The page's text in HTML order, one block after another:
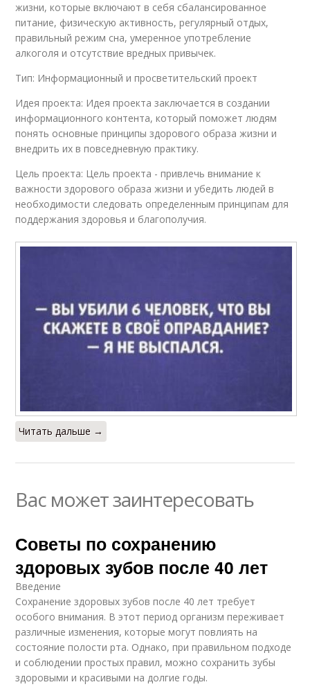
жизни, которые включают в себя сбалансированное
питание, физическую активность, регулярный отдых,
правильный режим сна, умеренное употребление
алкоголя и отсутствие вредных привычек.
Тип: Информационный и просветительский проект
Идея проекта: Идея проекта заключается в создании
информационного контента, который поможет людям
понять основные принципы здорового образа жизни и
внедрить их в повседневную практику.
Цель проекта: Цель проекта - привлечь внимание к
важности здорового образа жизни и убедить людей в
необходимости следовать определенным принципам для
поддержания здоровья и благополучия.
Читать дальше →
Вас может заинтересовать
Советы по сохранению
здоровых зубов после 40 лет
Введение
Сохранение здоровых зубов после 40 лет требует
особого внимания. В этот период организм переживает
различные изменения, которые могут повлиять на
состояние полости рта. Однако, при правильном подходе
и соблюдении простых правил, можно сохранить зубы
здоровыми и красивыми на долгие годы.